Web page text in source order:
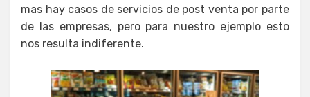
mas hay casos de servicios de post venta por parte
de las empresas, pero para nuestro ejemplo esto
nos resulta indiferente.